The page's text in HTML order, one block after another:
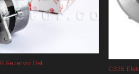
Rezervni Deli
C335